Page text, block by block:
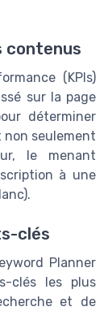
contenus
(KPIs)
sur la page
déterminer
seulement
le menant
à une
clés
Planner
clés les plus
et de